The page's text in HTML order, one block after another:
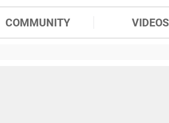
COMMUNITY VIDEOS